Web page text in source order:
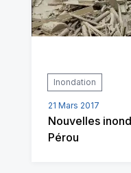
Inondation
21 Mars 2017
Nouvelles
Pérou